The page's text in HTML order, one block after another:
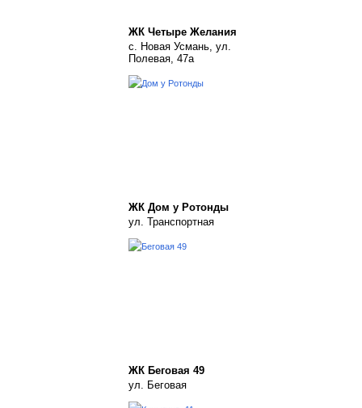
ЖК Четыре Желания
с. Новая Усмань, ул.
Полевая, 47а
ЖК Дом у Ротонды
ул. Транспортная
ЖК Беговая 49
ул. Беговая